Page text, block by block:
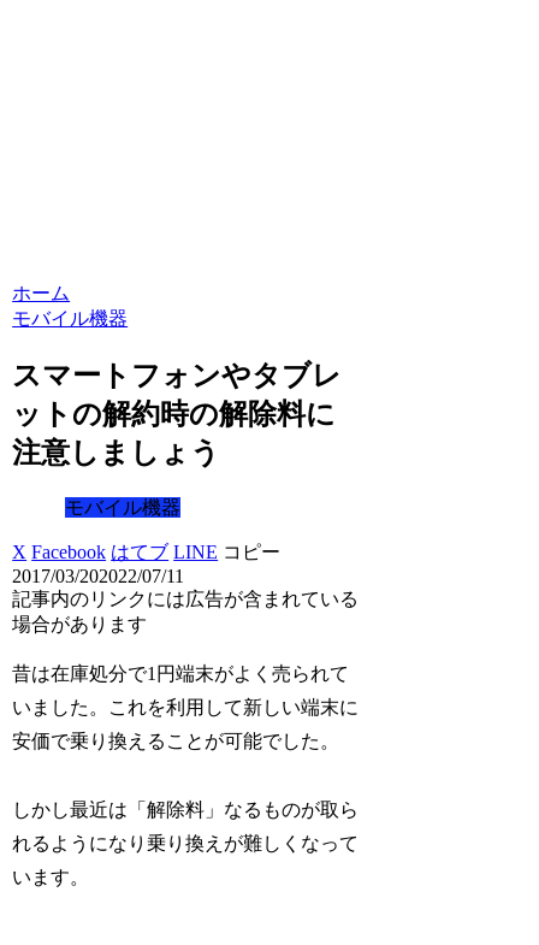
ホーム
モバイル機器
スマートフォンやタブレ
ットの解約時の解除料に
注意しましょう
モバイル機器
X Facebook はてブ LINE コピー
2017/03/202022/07/11
記事内のリンクには広告が含まれている
場合があります
昔は在庫処分で1円端末がよく売られて
いました。これを利用して新しい端末に
安価で乗り換えることが可能でした。
しかし最近は「解除料」なるものが取ら
れるようになり乗り換えが難しくなって
います。